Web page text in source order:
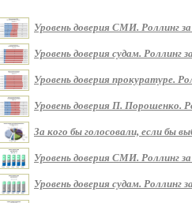
Уровень доверия СМИ. Роллинг
Уровень доверия судам. Роллинг
Уровень доверия прокуратуре.
Уровень доверия П. Порошенко.
За кого бы голосовали, если бы
Уровень доверия СМИ. Роллинг
Уровень доверия судам. Роллинг